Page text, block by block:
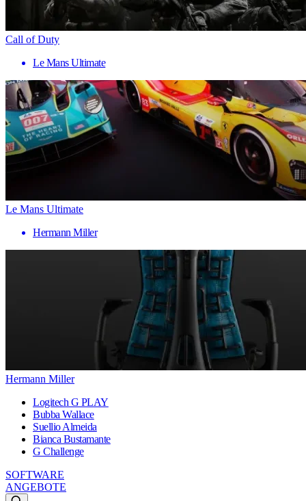
Call of Duty
Le Mans Ultimate
Le Mans Ultimate
Hermann Miller
Hermann Miller
Logitech G PLAY
Bubba Wallace
Suellio Almeida
Bianca Bustamante
G Challenge
SOFTWARE
ANGEBOTE